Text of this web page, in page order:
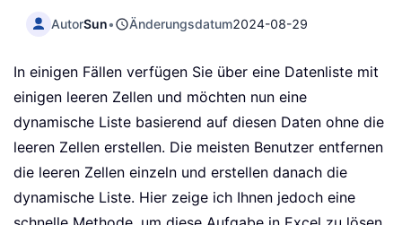
AutorSun• Änderungsdatum2024-08-29
In einigen Fällen verfügen Sie über eine Datenliste mit
einigen leeren Zellen und möchten nun eine
dynamische Liste basierend auf diesen Daten ohne die
leeren Zellen erstellen. Die meisten Benutzer entfernen
die leeren Zellen einzeln und erstellen danach die
dynamische Liste. Hier zeige ich Ihnen jedoch eine